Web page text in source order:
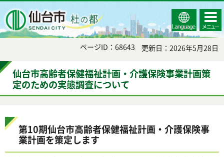
Select
Language
コンテ
ンツメ
ニュー
ページID：68643 更新日：2026年5月28日
仙台市高齢者保健福祉計画・介護保険事業計画策
定のための実態調査について
第10期仙台市高齢者保健福祉計画・介護保険事
業計画を策定します